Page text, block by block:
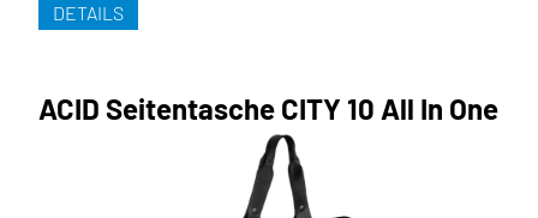
DETAILS
ACID Seitentasche CITY 10 All In One